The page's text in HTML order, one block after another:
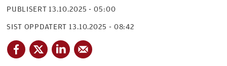
PUBLISERT 13.10.2025 - 05:00
SIST OPPDATERT 13.10.2025 - 08:42